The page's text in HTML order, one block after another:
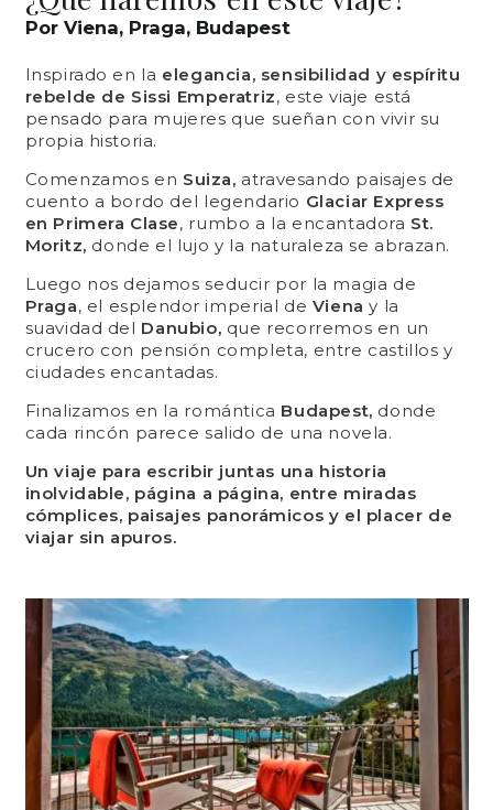
Por Viena, Praga, Budapest
Inspirado en la elegancia, sensibilidad y espíritu
rebelde de Sissi Emperatriz, este viaje está
pensado para mujeres que sueñan con vivir su
propia historia.
Comenzamos en Suiza, atravesando paisajes de
cuento a bordo del legendario Glaciar Express
en Primera Clase, rumbo a la encantadora St.
Moritz, donde el lujo y la naturaleza se abrazan.
Luego nos dejamos seducir por la magia de
Praga, el esplendor imperial de Viena y la
suavidad del Danubio, que recorremos en un
crucero con pensión completa, entre castillos y
ciudades encantadas.
Finalizamos en la romántica Budapest, donde
cada rincón parece salido de una novela.
Un viaje para escribir juntas una historia
inolvidable, página a página, entre miradas
cómplices, paisajes panorámicos y el placer de
viajar sin apuros.